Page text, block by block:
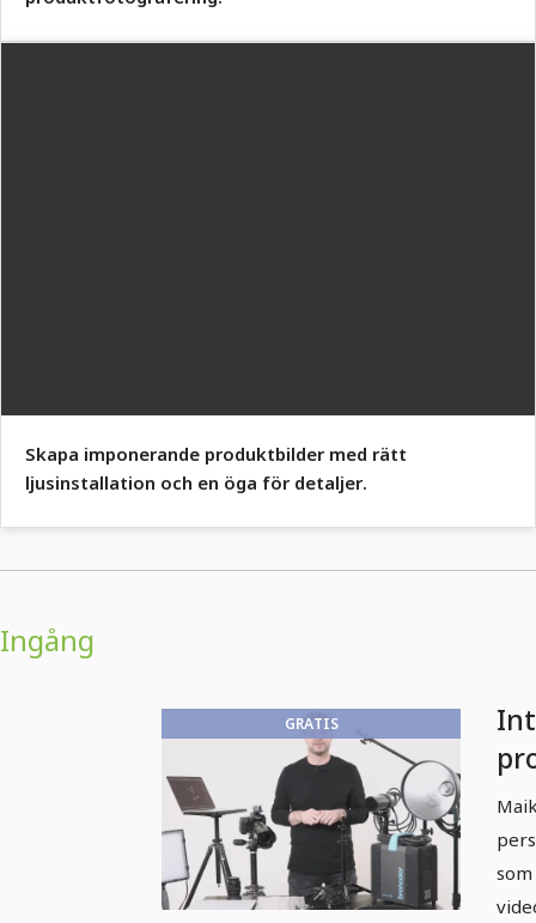
Skapa imponerande produktbilder med rätt
ljusinstallation och en öga för detaljer.
Ingång
GRATIS